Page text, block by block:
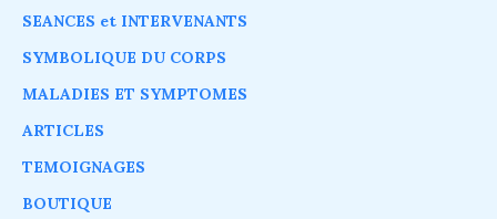
SEANCES et INTERVENANTS
SYMBOLIQUE DU CORPS
MALADIES ET SYMPTOMES
ARTICLES
TEMOIGNAGES
BOUTIQUE